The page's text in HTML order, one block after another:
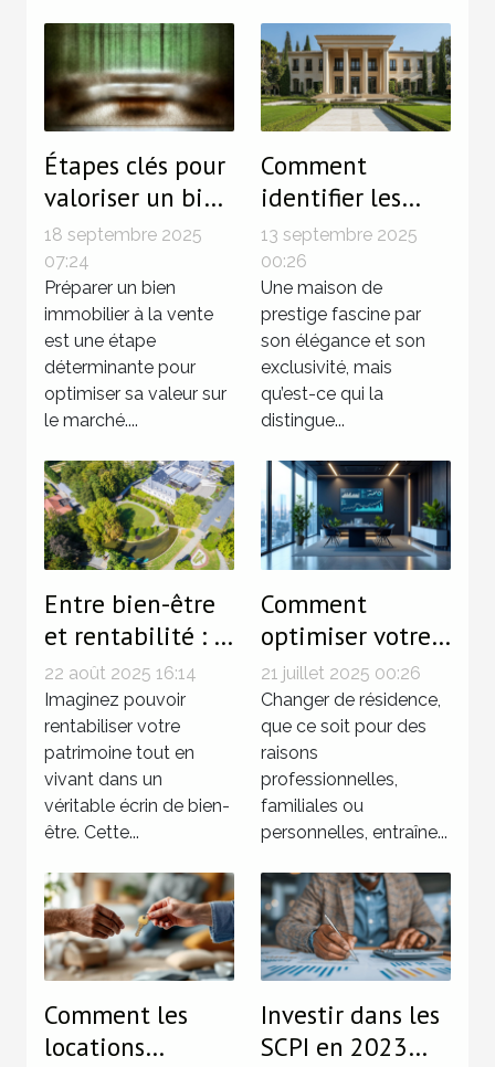
Étapes clés pour
valoriser un bien
avant la vente ?
18 septembre 2025
07:24
Préparer un bien
immobilier à la vente
est une étape
déterminante pour
optimiser sa valeur sur
le marché....
Comment
identifier les
caractéristiques
d'une maison de
prestige ?
13 septembre 2025
00:26
Une maison de
prestige fascine par
son élégance et son
exclusivité, mais
qu’est-ce qui la
distingue...
Entre bien-être
et rentabilité : le
charme de
l'immobilier à
Mondorf-les-
Bains
22 août 2025 16:14
Imaginez pouvoir
rentabiliser votre
patrimoine tout en
vivant dans un
véritable écrin de bien-
être. Cette...
Comment
optimiser votre
fiscalité lors de
changements de
résidence ?
21 juillet 2025 00:26
Changer de résidence,
que ce soit pour des
raisons
professionnelles,
familiales ou
personnelles, entraîne...
Comment les
locations
Investir dans les
SCPI en 2023